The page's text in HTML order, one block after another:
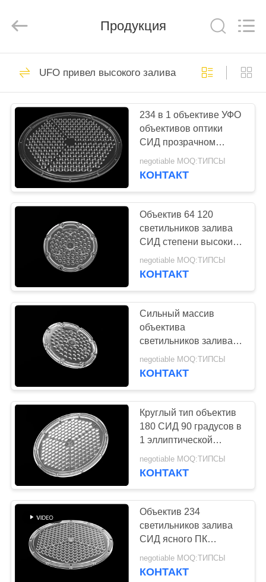
ДОМОЙ
ПРОДУКТЫ
НАС
ЭКСКУРСИЯ
ПО
ЗАВОДУ
КОНТРОЛЬ
КАЧЕСТВА
СВЯЖИТЕСЬ
НОВОСТИ
СЛУЧАИ
ЗАПРОСИТЕ
ЦИТАТУ
КАРТА
САЙТА
Co.,
Reserved.
объективы водить
оптики
Объектив уличного
света СИД
29
UFO привел
высокого залива
Света
приведенные
стадиона
Продукция
UFO привел высокого залива
234 в 1 объективе УФО
объективов оптики
СИД прозрачном
форменном для
высокого света залива
negotiable MOQ:ТИПСЫ
КОНТАКТ
Объектив 64 120
светильников залива
СИД степени высоких
оптически в 1 с СМД
3030
negotiable MOQ:ТИПСЫ
КОНТАКТ
Сильный массив
объектива
светильников залива
СИД высокий угол
пучка 64 120 градусов
negotiable MOQ:ТИПСЫ
КОНТАКТ
Круглый тип объектив
180 СИД 90 градусов в
1 эллиптической
картине пятна с
набивкой
negotiable MOQ:ТИПСЫ
КОНТАКТ
Объектив 234
светильников залива
СИД ясного ПК
высокий в 1 с доской
ПКБ/набивкой
negotiable MOQ:ТИПСЫ
КОНТАКТ